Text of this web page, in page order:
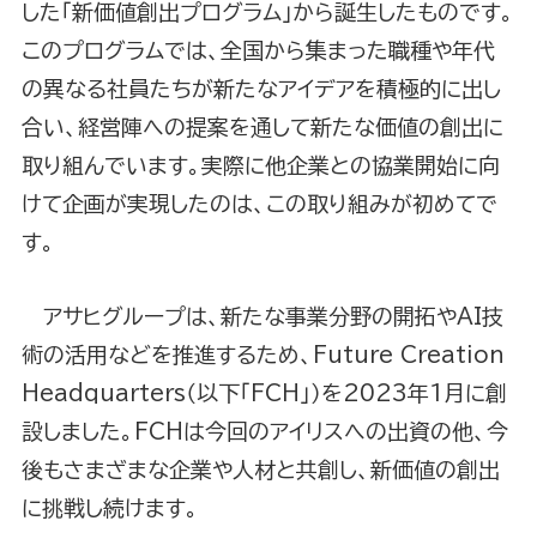
した「新価値創出プログラム」から誕生したものです。
このプログラムでは、全国から集まった職種や年代
の異なる社員たちが新たなアイデアを積極的に出し
合い、経営陣への提案を通して新たな価値の創出に
取り組んでいます。実際に他企業との協業開始に向
けて企画が実現したのは、この取り組みが初めてで
す。
アサヒグループは、新たな事業分野の開拓やAI技
術の活用などを推進するため、Future Creation
Headquarters（以下「FCH」）を2023年1月に創
設しました。FCHは今回のアイリスへの出資の他、今
後もさまざまな企業や人材と共創し、新価値の創出
に挑戦し続けます。